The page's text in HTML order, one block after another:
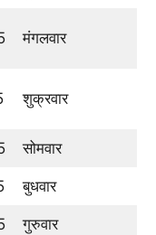
मंगलवार
शुक्रवार
सोमवार
बुधवार
गुरुवार